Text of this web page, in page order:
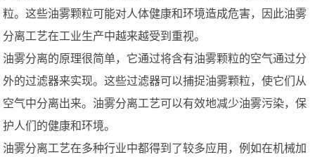
粒。这些油雾颗粒可能对人体健康和环境造成危害，因此油雾
分离工艺在工业生产中越来越受到重视。
油雾分离的原理很简单，它通过将含有油雾颗粒的空气通过分
外的过滤器来实现。这些过滤器可以捕捉油雾颗粒，使它们从
空气中分离出来。油雾分离工艺可以有效地减少油雾污染，保
护人们的健康和环境。
油雾分离工艺在多种行业中都得到了较多应用，例如在机械加